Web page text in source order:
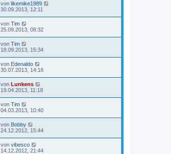
von likemike1989
30.09.2013, 12:11
von Tim
25.09.2013, 08:32
von Tim
18.09.2013, 15:34
von Edenaldo
30.07.2013, 14:16
von Lunkens
19.04.2013, 11:18
von Tim
04.03.2013, 10:40
von Bobby
24.12.2012, 15:44
von vibesco
14.12.2012, 21:44